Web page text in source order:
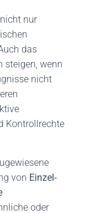
nur
das
steigen, wenn
nicht
Kontrollrechte
von Einzel-
oder